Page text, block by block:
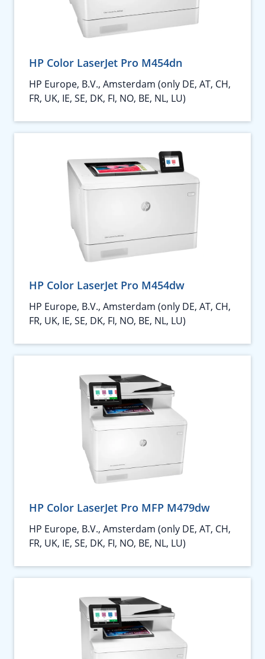
HP Color LaserJet Pro M454dn
HP Europe, B.V., Amsterdam (only DE, AT, CH,
FR, UK, IE, SE, DK, FI, NO, BE, NL, LU)
HP Color LaserJet Pro M454dw
HP Europe, B.V., Amsterdam (only DE, AT, CH,
FR, UK, IE, SE, DK, FI, NO, BE, NL, LU)
HP Color LaserJet Pro MFP M479dw
HP Europe, B.V., Amsterdam (only DE, AT, CH,
FR, UK, IE, SE, DK, FI, NO, BE, NL, LU)